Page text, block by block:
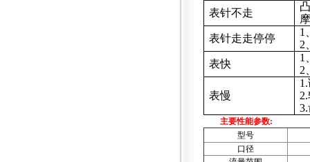
表针不走
表针走走停停
1
2
表快
1
2
表慢
1.
2.
3.
主要性能参数:
型号
口径